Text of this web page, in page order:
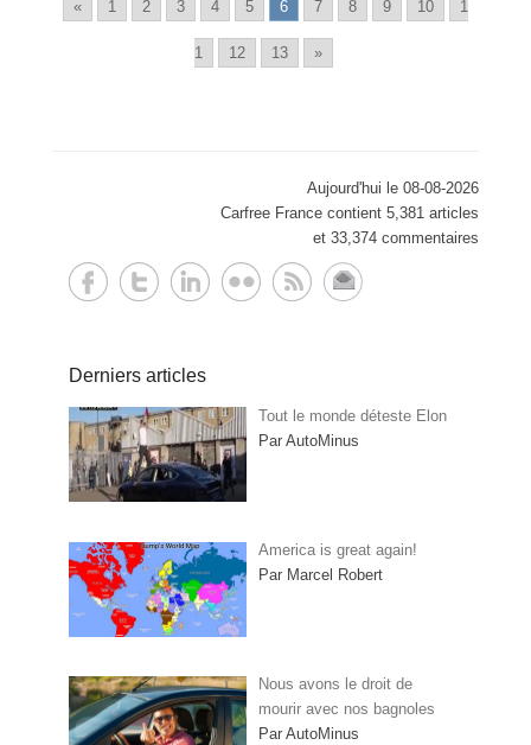
« 1 2 3 4 5 6 7 8 9 10 1
1 12 13 »
Aujourd'hui le 08-08-2026
Carfree France contient 5,381 articles
et 33,374 commentaires
Derniers articles
Tout le monde déteste Elon
Par AutoMinus
America is great again!
Par Marcel Robert
Nous avons le droit de
mourir avec nos bagnoles
Par AutoMinus